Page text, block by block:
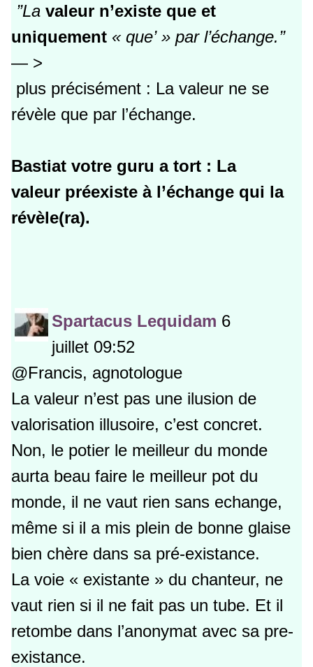
’’La valeur n’existe que et
uniquement « que’ » par l’échange.’’
— >
plus précisément : La valeur ne se
révèle que par l’échange.
Bastiat votre guru a tort : La
valeur préexiste à l’échange qui la
révèle(ra).
Spartacus Lequidam 6
juillet 09:52
@Francis, agnotologue
La valeur n’est pas une ilusion de
valorisation illusoire, c’est concret.
Non, le potier le meilleur du monde
aurta beau faire le meilleur pot du
monde, il ne vaut rien sans echange,
même si il a mis plein de bonne glaise
bien chère dans sa pré-existance.
La voie « existante » du chanteur, ne
vaut rien si il ne fait pas un tube. Et il
retombe dans l’anonymat avec sa pre-
existance.